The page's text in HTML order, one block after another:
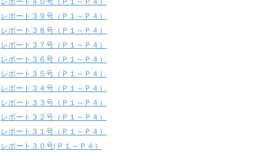
レポート３９号（Ｐ１～Ｐ４）
レポート３８号（Ｐ１～Ｐ４）
レポート３７号（Ｐ１～Ｐ４）
レポート３６号（Ｐ１～Ｐ４）
レポート３５号（Ｐ１～Ｐ４）
レポート３４号（Ｐ１～Ｐ４）
レポート３３号（Ｐ１～Ｐ４）
レポート３２号（Ｐ１～Ｐ４）
レポート３１号（Ｐ１～Ｐ４）
レポート３０号(Ｐ１～Ｐ４）